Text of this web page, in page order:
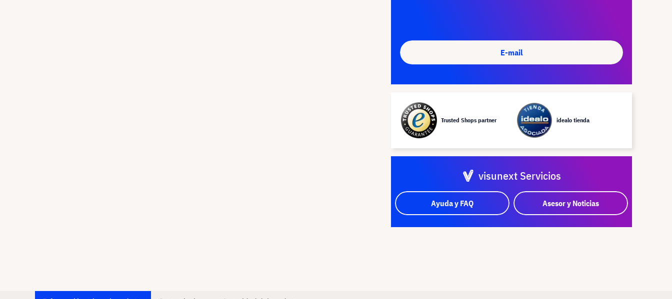
E-mail
Trusted Shops partner idealo tienda
visunext Servicios
Ayuda y FAQ Asesor y Noticias